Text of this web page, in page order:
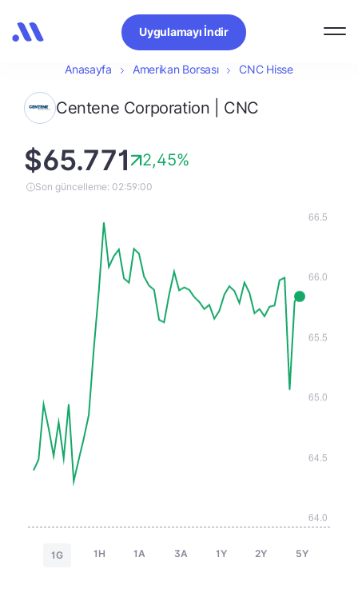
Uygulamayı İndir
Anasayfa Amerikan Borsası CNC Hisse
Centene Corporation | CNC
$65.771 2,45%
Son güncelleme: 02:59:00
1G 1H 1A 3A 1Y 2Y 5Y